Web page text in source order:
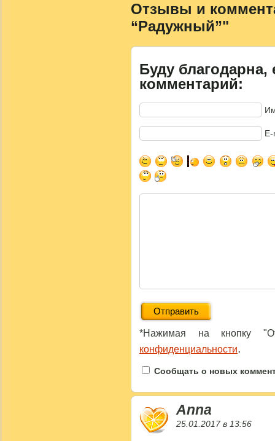
Отзывы и
“Радужный”"
Буду благодарна,
комментарий:
*Нажимая на кнопку
конфиденциальности.
Сообщать о новых
Anna
25.01.2017 в 13:56